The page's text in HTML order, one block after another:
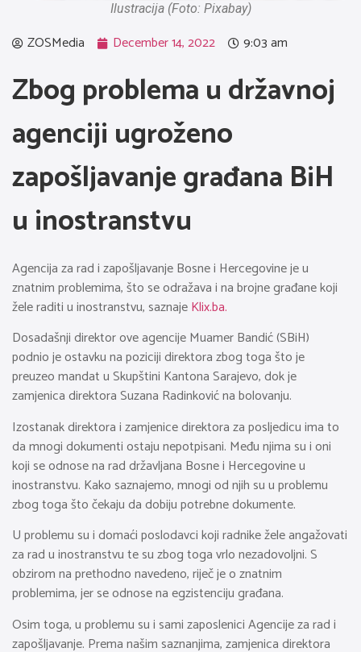
Ilustracija (Foto: Pixabay)
ZOSMedia December 14, 2022 9:03 am
Zbog problema u državnoj
agenciji ugroženo
zapošljavanje građana BiH
u inostranstvu
Agencija za rad i zapošljavanje Bosne i Hercegovine je u
znatnim problemima, što se odražava i na brojne građane koji
žele raditi u inostranstvu, saznajeKlix.ba.
Dosadašnji direktor ove agencije Muamer Bandić (SBiH)
podnio je ostavku na poziciji direktora zbog toga što je
preuzeo mandat u Skupštini Kantona Sarajevo, dok je
zamjenica direktora Suzana Radinković na bolovanju.
Izostanak direktora i zamjenice direktora za posljedicu ima to
da mnogi dokumenti ostaju nepotpisani. Među njima su i oni
koji se odnose na rad državljana Bosne i Hercegovine u
inostranstvu. Kako saznajemo, mnogi od njih su u problemu
zbog toga što čekaju da dobiju potrebne dokumente.
U problemu su i domaći poslodavci koji radnike žele angažovati
za rad u inostranstvu te su zbog toga vrlo nezadovoljni. S
obzirom na prethodno navedeno, riječ je o znatnim
problemima, jer se odnose na egzistenciju građana.
Osim toga, u problemu su i sami zaposlenici Agencije za rad i
zapošljavanje. Prema našim saznanjima, zamjenica direktora